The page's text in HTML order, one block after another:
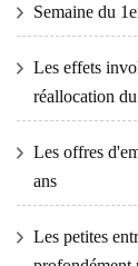
Semaine du
Les effets
réallocation
Les offres
ans
Les petites